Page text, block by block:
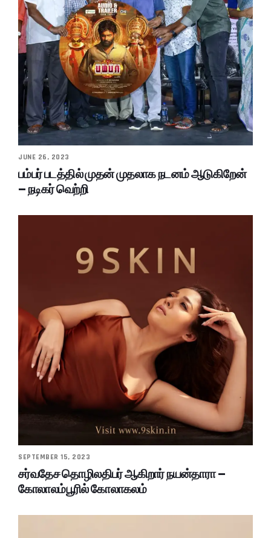
JUNE 26, 2023
பம்பர் படத்தில் முதன் முதலாக நடனம் ஆடுகிறேன்
– நடிகர் வெற்றி
SEPTEMBER 15, 2023
சர்வதேச தொழிலதிபர் ஆகிறார் நயன்தாரா –
கோலாலம்பூரில் கோலாகலம்